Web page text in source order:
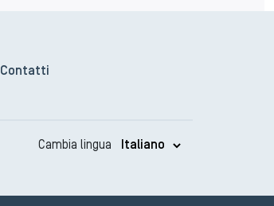
Contatti
Cambia lingua